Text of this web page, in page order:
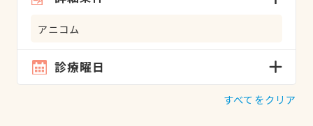
アニコム
診療曜日
すべてをクリア